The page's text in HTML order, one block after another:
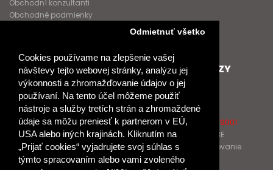
Cookies používame na zlepšenie vašej
návštevy tejto webovej stránky, analýzu jej
výkonnosti a zhromažďovanie údajov o jej
používaní. Na tento účel môžeme použiť
nástroje a služby tretích strán a zhromaždené
údaje sa môžu preniesť k partnerom v EÚ,
USA alebo iných krajinách. Kliknutím na
„Prijať cookies“ vyjadrujete svoj súhlas s
týmto spracovaním alebo vami zvoleného
Odmietnuť všetko
Obchodní konzultanti
Obchodné podmienky
SPOLUPRACUJEME
Podporujeme
Naše projekty
Spolupracujeme
Pošlite nám správu
ĎALŠIE ODKAZY
O Raabe
O Klett
Naši autori
Certifikát kvality ISO 9001
Klientska zóna RAABE
Katalógy na prelistovanie